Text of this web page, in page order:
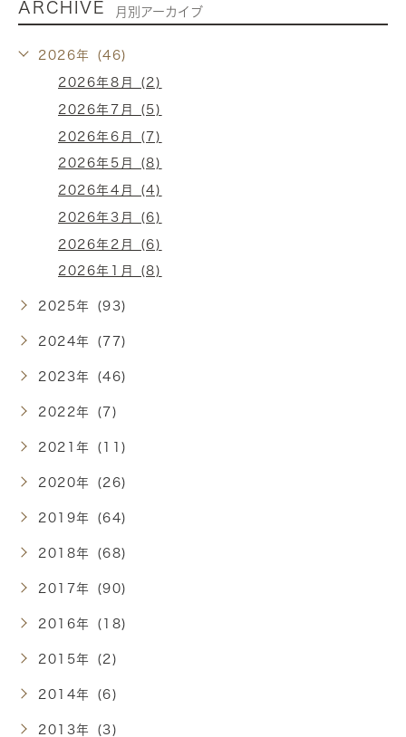
ARCHIVE 月別アーカイブ
2026年 (46)
2026年8月 (2)
2026年7月 (5)
2026年6月 (7)
2026年5月 (8)
2026年4月 (4)
2026年3月 (6)
2026年2月 (6)
2026年1月 (8)
2025年 (93)
2024年 (77)
2023年 (46)
2022年 (7)
2021年 (11)
2020年 (26)
2019年 (64)
2018年 (68)
2017年 (90)
2016年 (18)
2015年 (2)
2014年 (6)
2013年 (3)